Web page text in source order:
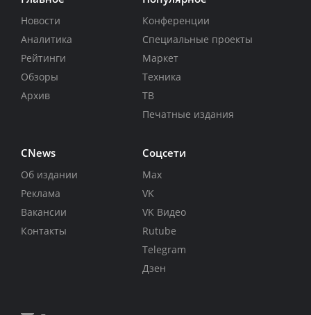
Новости
Аналитика
Рейтинги
Обзоры
Архив
Конференции
Специальные проекты
Маркет
Техника
ТВ
Печатные издания
CNews
Об издании
Реклама
Вакансии
Контакты
Соцсети
Max
VK
VK Видео
Rutube
Telegram
Дзен